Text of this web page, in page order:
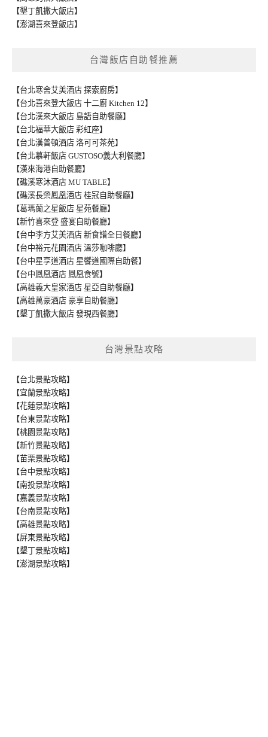
【墾丁凱撒大飯店】
【澎湖喜來登飯店】
台灣飯店自助餐推薦
【台北寒舍艾美酒店 探索廚房】
【台北喜來登大飯店 十二廚 Kitchen 12】
【台北漢來大飯店 島語自助餐廳】
【台北福華大飯店 彩虹座】
【台北漢普頓酒店 洛可可茶苑】
【台北慕軒飯店 GUSTOSO義大利餐廳】
【漢來海港自助餐廳】
【礁溪寒沐酒店 MU TABLE】
【礁溪長榮鳳凰酒店 桂冠自助餐廳】
【葛瑪蘭之星飯店 星苑餐廳】
【新竹喜來登 盛宴自助餐廳】
【台中李方艾美酒店 新食譜全日餐廳】
【台中裕元花園酒店 溫莎咖啡廳】
【台中星享道酒店 星饗道國際自助餐】
【台中鳳凰酒店 鳳凰食號】
【高雄義大皇家酒店 星亞自助餐廳】
【高雄萬豪酒店 豪享自助餐廳】
【墾丁凱撒大飯店 發現西餐廳】
台灣景點攻略
【台北景點攻略】
【宜蘭景點攻略】
【花蓮景點攻略】
【台東景點攻略】
【桃園景點攻略】
【新竹景點攻略】
【苗栗景點攻略】
【台中景點攻略】
【南投景點攻略】
【嘉義景點攻略】
【台南景點攻略】
【高雄景點攻略】
【屏東景點攻略】
【墾丁景點攻略】
【澎湖景點攻略】